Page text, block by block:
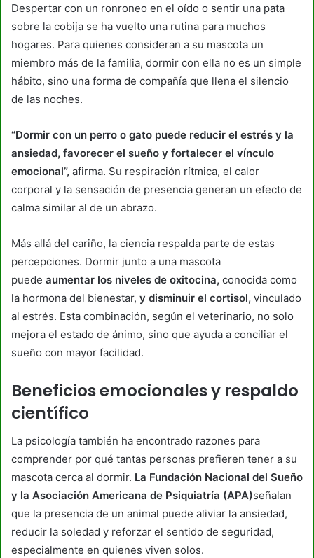
Despertar con un ronroneo en el oído o sentir una pata
sobre la cobija se ha vuelto una rutina para muchos
hogares. Para quienes consideran a su mascota un
miembro más de la familia, dormir con ella no es un simple
hábito, sino una forma de compañía que llena el silencio
de las noches.
“Dormir con un perro o gato puede reducir el estrés y la
ansiedad, favorecer el sueño y fortalecer el vínculo
emocional”, afirma. Su respiración rítmica, el calor
corporal y la sensación de presencia generan un efecto de
calma similar al de un abrazo.
Más allá del cariño, la ciencia respalda parte de estas
percepciones. Dormir junto a una mascota
puede aumentar los niveles de oxitocina, conocida como
la hormona del bienestar, y disminuir el cortisol, vinculado
al estrés. Esta combinación, según el veterinario, no solo
mejora el estado de ánimo, sino que ayuda a conciliar el
sueño con mayor facilidad.
Beneficios emocionales y respaldo
científico
La psicología también ha encontrado razones para
comprender por qué tantas personas prefieren tener a su
mascota cerca al dormir. La Fundación Nacional del Sueño
y la Asociación Americana de Psiquiatría (APA)señalan
que la presencia de un animal puede aliviar la ansiedad,
reducir la soledad y reforzar el sentido de seguridad,
especialmente en quienes viven solos.